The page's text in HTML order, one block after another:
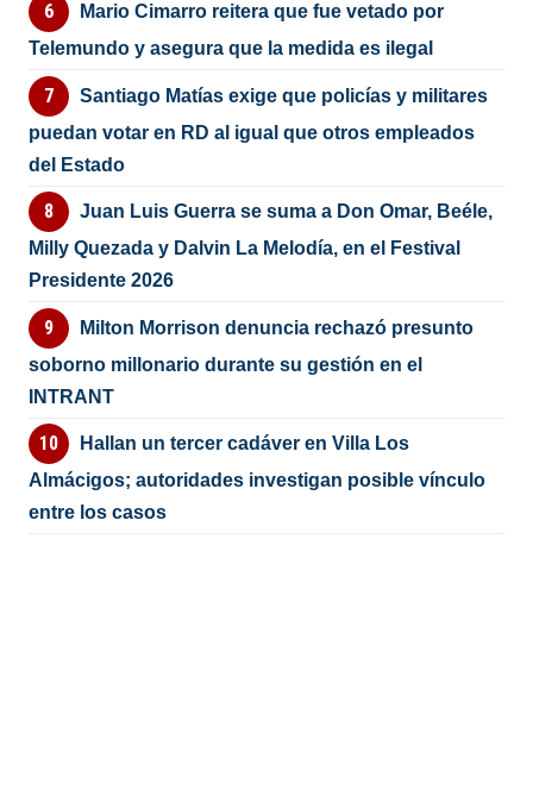
Mario Cimarro reitera que fue vetado por
Telemundo y asegura que la medida es ilegal
Santiago Matías exige que policías y militares
puedan votar en RD al igual que otros empleados
del Estado
Juan Luis Guerra se suma a Don Omar, Beéle,
Milly Quezada y Dalvin La Melodía, en el Festival
Presidente 2026
Milton Morrison denuncia rechazó presunto
soborno millonario durante su gestión en el
INTRANT
Hallan un tercer cadáver en Villa Los
Almácigos; autoridades investigan posible vínculo
entre los casos